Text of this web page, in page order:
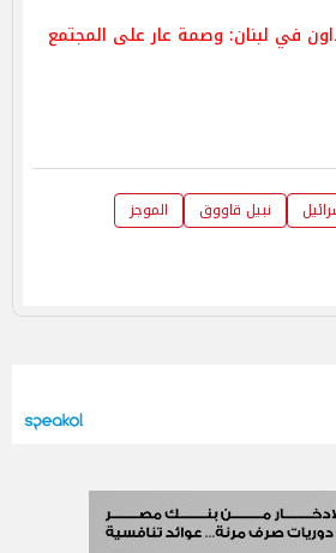
في لبنان: وصمة عار على المجتمع
نبيل قاووق
الموجز